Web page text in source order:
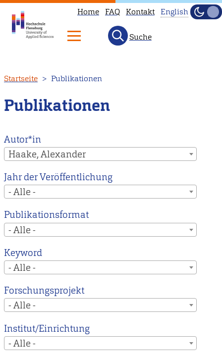
zum
Inhalt
Home FAQ Kontakt
to
our
main
instead.
English
Hell
Suche
Startseite Publikationen
Publikationen
Autor*in
Haake, Alexander
Jahr der Veröffentlichung
- Alle -
Publikationsformat
- Alle -
Keyword
- Alle -
Forschungsprojekt
- Alle -
Institut/Einrichtung
- Alle -